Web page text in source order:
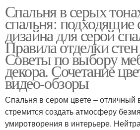
Спальня в серых
спальня: подходящие
дизайна для серой
Правила отделки
Советы по выбору
декора. Сочетание
видео-обзоры
Спальня в сером цвете – отличный
стремится создать атмосферу
умиротворения в интерьере.